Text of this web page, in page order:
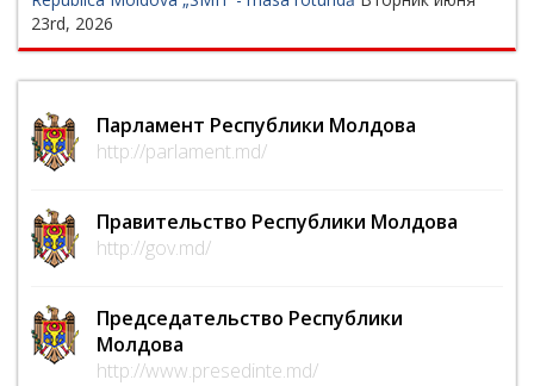
23rd, 2026
Парламент Республики Молдова
http://parlament.md/
Правительство Республики Молдова
http://gov.md/
Председательство Республики
Молдова
http://www.presedinte.md/